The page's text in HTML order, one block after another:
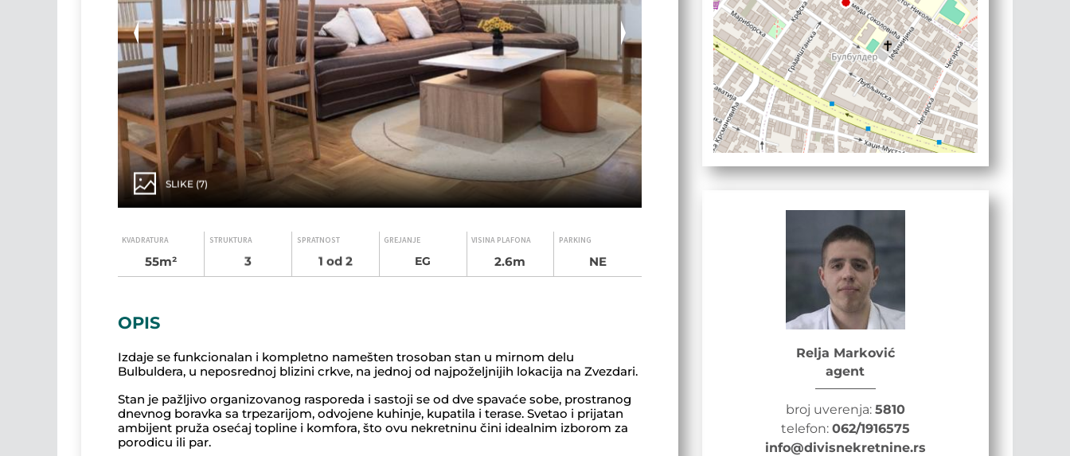
SLIKE(7)
KVADRATURA
55m²
STRUKTURA
3
SPRATNOST
1 od 2
GREJANJE
EG
VISINA PLAFONA
2.6m
PARKING
NE
OPIS
Izdaje se funkcionalan i kompletno namešten trosoban stan u mirnom delu
Bulbuldera, u neposrednoj blizini crkve, na jednoj od najpoželjnijih lokacija na Zvezdari.
Stan je pažljivo organizovanog rasporeda i sastoji se od dve spavaće sobe, prostranog
dnevnog boravka sa trpezarijom, odvojene kuhinje, kupatila i terase. Svetao i prijatan
ambijent pruža osećaj topline i komfora, što ovu nekretninu čini idealnim izborom za
porodicu ili par.
Relja Marković
agent
broj uverenja: 5810
telefon: 062/1916575
info@divisnekretnine.rs